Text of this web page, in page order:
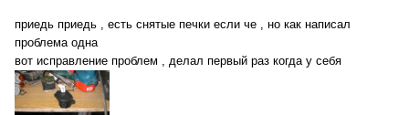
приедь приедь , есть снятые печки если че , но как написал
проблема одна
вот исправление проблем , делал первый раз когда у себя